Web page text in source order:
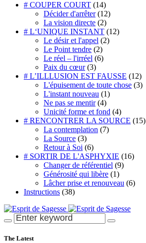
# COUPER COURT (14)
Décider d'arrêter(12)
La vision directe (2)
# L‘UNIQUE INSTANT (12)
Le désir et l'appel (2)
Le Point tendre (2)
Le réel – l'irréel (6)
Paix du cœur(3)
# L’ILLLUSION EST FAUSSE (12)
L'épuisement de toute chose (3)
L'instant nouveau (1)
Ne pas se mentir(4)
Unicité forme et fond (4)
# RENCONTRER LA SOURCE (15)
La contemplation (7)
La Source (3)
Retour à Soi (6)
# SORTIR DE L'ASPHYXIE (16)
Changer de référentiel (9)
Générosité qui libère (1)
Lâcher prise et renouveau (6)
Instructions (38)
The Latest